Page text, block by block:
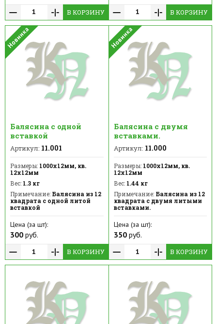
В КОРЗИНУ В КОРЗИНУ
Балясина с одной
вставкой
Артикул: 11.001
Размеры: 1000х12мм, кв.
12х12мм
Вес: 1.3 кг
Примечание: Балясина из 12
квадрата с одной литой
вставкой
Цена (за шт):
300 руб.
В КОРЗИНУ
Балясина с двумя
вставками.
Артикул: 11.000
Размеры:1000х12мм, кв.
12х12мм
Вес:1.44 кг
Примечание:Балясина из 12
квадрата с двумя литыми
вставками.
Цена (за шт):
350руб.
В КОРЗИНУ